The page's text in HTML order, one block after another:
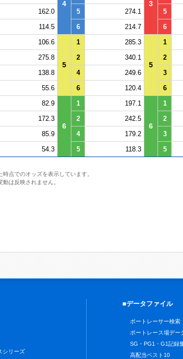
4 3
162.0 5 274.1 5
114.5 6 214.7 6
106.6
5
1 285.3
5
1
275.8 2 340.1 2
138.8 4 249.6 3
55.6 6 120.4 6
82.9
6
1 197.1
6
1
172.3 2 242.5 2
85.9 4 179.2 3
54.3 5 118.3 5
点でのオッズを表示しています。
は反映されません。
シリーズ
■データファイル
ボートレーサー検索
ボートレース場デー
SG・PG1・G1記録
高配当ベスト10